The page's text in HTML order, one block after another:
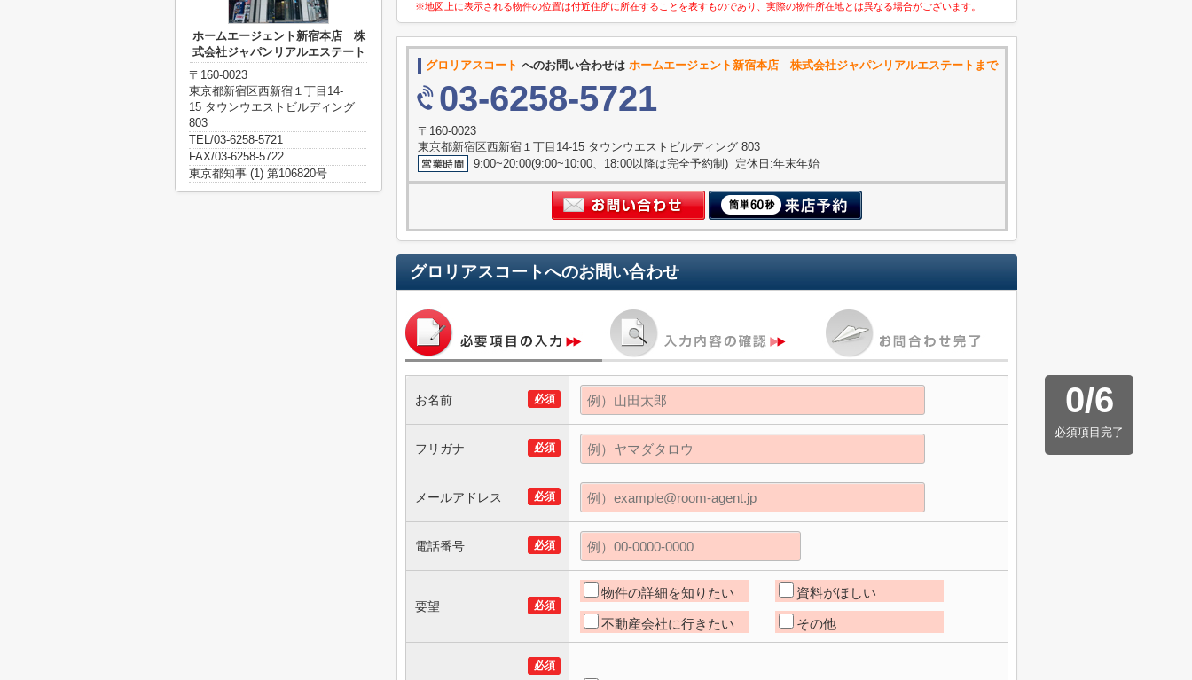
※地図上に表示される物件の位置は付近住所に所在することを表すものであり、実際の物件所在地とは異なる場合がございます。
グロリアスコート へのお問い合わせは ホームエージェント新宿本店 株式会社ジャパンリアルエステートまで
03-6258-5721
〒160-0023
東京都新宿区西新宿１丁目14-15 タウンウエストビルディング 803
9:00~20:00(9:00~10:00、18:00以降は完全予約制) 定休日:年末年始
グロリアスコートへのお問い合わせ
0/6
必須項目完了
必須
お名前
必須
フリガナ
必須
メールアドレス
必須
電話番号
必須
要望
物件の詳細を知りたい 資料がほしい
不動産会社に行きたい その他
必須
ホームエージェント新宿本店 株
式会社ジャパンリアルエステート
〒160-0023
東京都新宿区西新宿１丁目14-
15 タウンウエストビルディング
803
TEL/03-6258-5721
FAX/03-6258-5722
東京都知事 (1) 第106820号